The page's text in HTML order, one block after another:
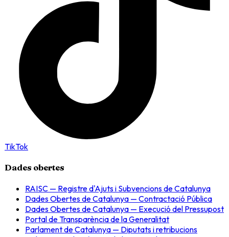
TikTok
Dades obertes
RAISC — Registre d'Ajuts i Subvencions de Catalunya
Dades Obertes de Catalunya — Contractació Pública
Dades Obertes de Catalunya — Execució del Pressupost
Portal de Transparència de la Generalitat
Parlament de Catalunya — Diputats i retribucions